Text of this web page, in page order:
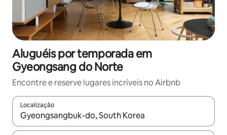
Aluguéis por temporada em
Gyeongsang do Norte
Encontre e reserve lugares incríveis no Airbnb
Localização
Quando os resultados estiverem disponíveis, explore-os